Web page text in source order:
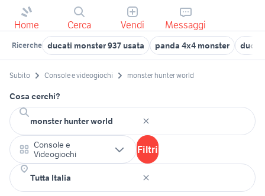
Home Cerca Vendi Messaggi
Ricerche ducati monster 937 usata panda 4x4 monster
Subito Console e videogiochi monster hunter world
Cosa cerchi?
Console e
Videogiochi
Filtri